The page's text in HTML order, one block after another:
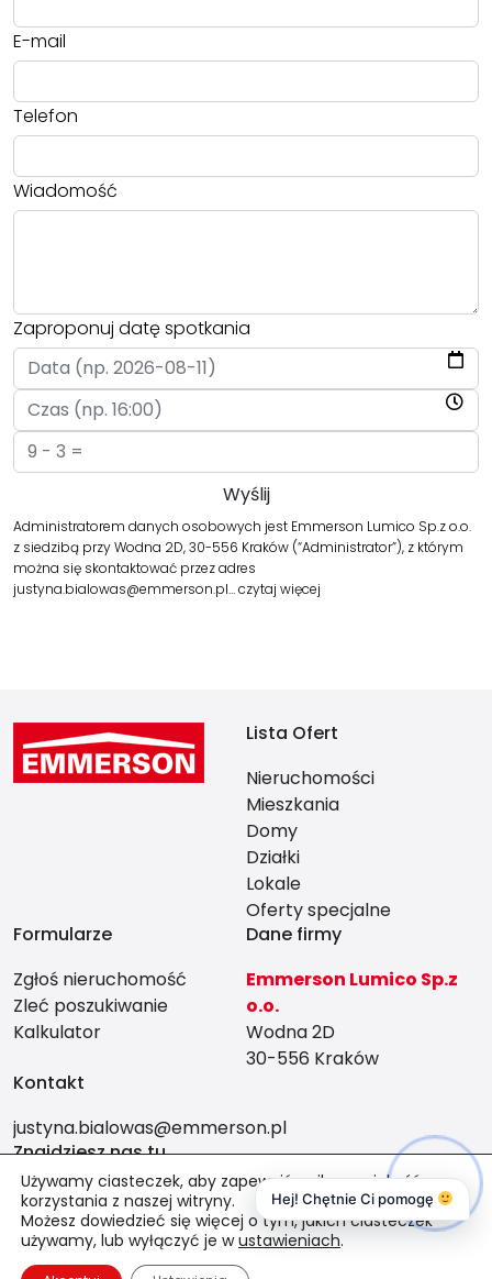
E-mail
Telefon
Wiadomość
Zaproponuj datę spotkania
Administratorem danych osobowych jest Emmerson Lumico Sp.z o.o.
z siedzibą przy Wodna 2D, 30-556 Kraków (“Administrator”), z którym
można się skontaktować przez adres
justyna.bialowas@emmerson.pl…czytaj więcej
Lista Ofert
Nieruchomości
Mieszkania
Domy
Działki
Lokale
Oferty specjalne
Formularze
Zgłoś nieruchomość
Zleć poszukiwanie
Kalkulator
Dane firmy
Emmerson Lumico Sp.z
o.o.
Wodna 2D
30-556 Kraków
Kontakt
justyna.bialowas@emmerson.pl
Znajdziesz nas tu
Używamy ciasteczek, aby zapewnić najlepszą jakość
korzystania z naszej witryny.
Możesz dowiedzieć się więcej o tym, jakich ciasteczek
używamy, lub wyłączyć je wustawieniach.
Hej! Chętnie Ci pomogę